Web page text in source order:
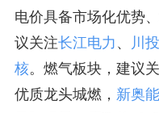
电价具备市场化优势
议关注长江电力 、 川
核。燃气板块，建议
优质龙头城燃， 新奥